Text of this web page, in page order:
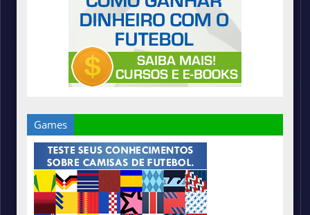
Games